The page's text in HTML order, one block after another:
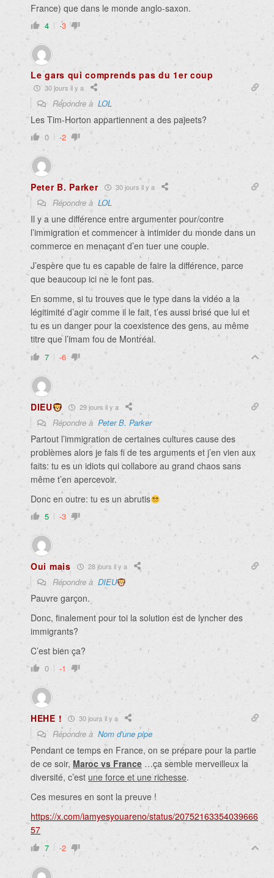
France) que dans le monde anglo-saxon.
4 -3
Le gars qui comprends pas du 1er coup
30 jours il y a
Répondre à LOL
Les Tim-Horton appartiennent a des pajeets?
0 -2
Peter B. Parker 30 jours il y a
Répondre à LOL
Il y a une différence entre argumenter pour/contre
l’immigration et commencer à intimider du monde dans un
commerce en menaçant d’en tuer une couple.
J’espère que tu es capable de faire la différence, parce
que beaucoup ici ne le font pas.
En somme, si tu trouves que le type dans la vidéo a la
légitimité d’agir comme il le fait, t’es aussi brisé que lui et
tu es un danger pour la coexistence des gens, au même
titre que l’imam fou de Montréal.
7 -6
DIEU 29 jours il y a
Répondre à Peter B. Parker
Partout l’immigration de certaines cultures cause des
problèmes alors je fais fi de tes arguments et j’en vien aux
faits: tu es un idiots qui collabore au grand chaos sans
même t’en apercevoir.
Donc en outre: tu es un abrutis
5 -3
Oui mais 28 jours il y a
Répondre à DIEU
Pauvre garçon.
Donc, finalement pour toi la solution est de lyncher des
immigrants?
C’est bien ça?
0 -1
HEHE ! 30 jours il y a
Répondre à Nom d'une pipe
Pendant ce temps en France, on se prépare pour la partie
de ce soir, Maroc vs France …ça semble merveilleux la
diversité, c’est une force et une richesse.
Ces mesures en sont la preuve !
https://x.com/iamyesyouareno/status/20752163354039666
57
7 -2